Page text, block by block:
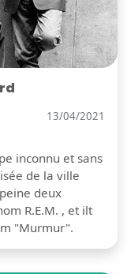
13/04/2021
inconnu et sans
de la ville
deux
R.E.M. , et ilt
"Murmur".